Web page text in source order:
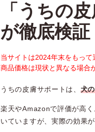
「うちの
が徹底検
当サイトは2024年末をもって
商品価格は現状と異なる場合
うちの皮膚サポートは、 犬
楽天やAmazonで評価が高
いていますが、実際の効果